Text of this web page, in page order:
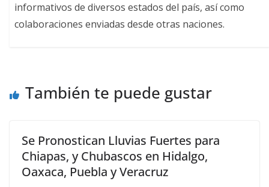
informativos de diversos estados del país, así como
colaboraciones enviadas desde otras naciones.
También te puede gustar
Se Pronostican Lluvias Fuertes para
Chiapas, y Chubascos en Hidalgo,
Oaxaca, Puebla y Veracruz